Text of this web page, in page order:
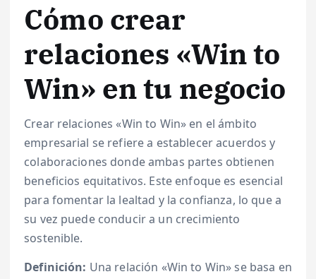
Cómo crear
relaciones «Win to
Win» en tu negocio
Crear relaciones «Win to Win» en el ámbito
empresarial se refiere a establecer acuerdos y
colaboraciones donde ambas partes obtienen
beneficios equitativos. Este enfoque es esencial
para fomentar la lealtad y la confianza, lo que a
su vez puede conducir a un crecimiento
sostenible.
Definición: Una relación «Win to Win» se basa en